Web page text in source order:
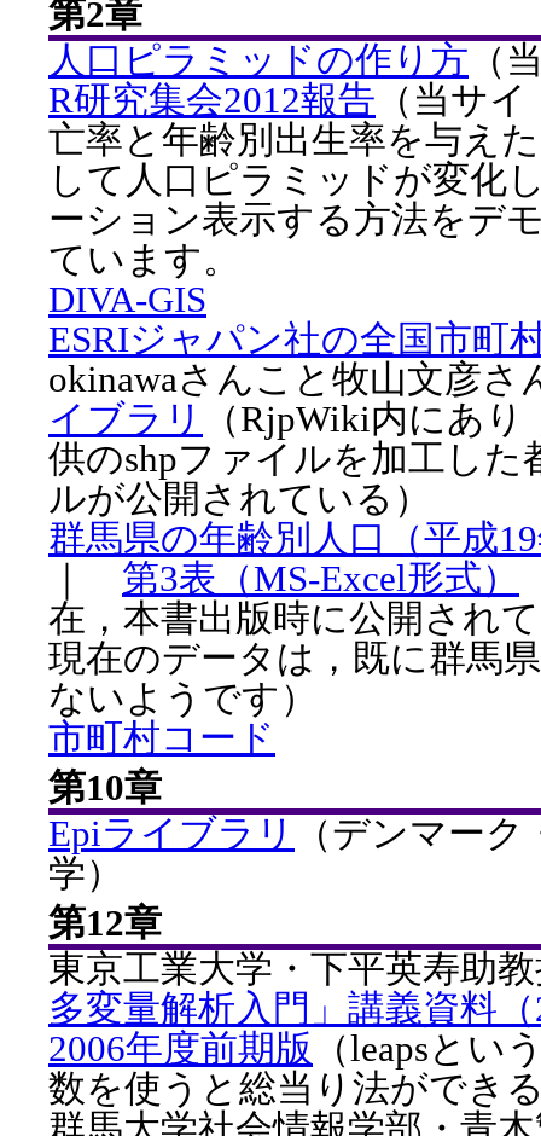
第2章
人口ピラミッドの作り方 （
R研究集会2012報告 （当サ
亡率と年齢別出生率を与え
して人口ピラミッドが変化
ーション表示する方法をデ
ています。
DIVA-GIS
ESRIジャパン社の全国市町
okinawaさんこと牧山文彦さ
イブラリ
（RjpWiki内にあ
供のshpファイルを加工した
ルが公開されている）
群馬県の年齢別人口（平成
第3表（MS-Excel形式）
在，本書出版時に公開され
現在のデータは，既に群馬
ないようです）
市町村コード
第10章
Epiライブラリ
（デンマー
学）
第12章
東京工業大学・下平英寿助
多変量解析入門」講義資料
2006年度前期版 （leapsとい
数を使うと総当り法ができ